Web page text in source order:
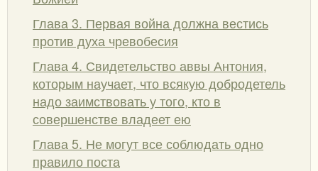
Глава 3. Первая война должна вестись
против духа чревобесия
Глава 4. Свидетельство аввы Антония,
которым научает, что всякую добродетель
надо заимствовать у того, кто в
совершенстве владеет ею
Глава 5. Не могут все соблюдать одно
правило поста